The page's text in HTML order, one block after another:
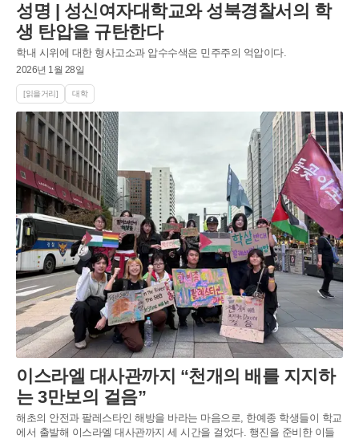
성명 | 성신여자대학교와 성북경찰서의 학
생 탄압을 규탄한다
학내 시위에 대한 형사고소과 압수수색은 민주주의 억압이다.
2026년 1월 28일
[읽을거리] 대학
이스라엘 대사관까지 “천개의 배를 지지하
는 3만보의 걸음”
해초의 안전과 팔레스타인 해방을 바라는 마음으로, 한예종 학생들이 학교
에서 출발해 이스라엘 대사관까지 세 시간을 걸었다. 행진을 준비한 이들